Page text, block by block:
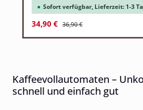
Sofort verfügbar, Lieferzeit: 1-3
Verkaufspreis:
34,90 € Regulärer Preis:
36,90 €
Kaffeevollautomaten –
schnell und einfach gut